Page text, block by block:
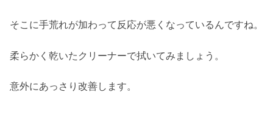
そこに手荒れが加わって反応が悪くなっているんですね。
柔らかく乾いたクリーナーで拭いてみましょう。
意外にあっさり改善します。